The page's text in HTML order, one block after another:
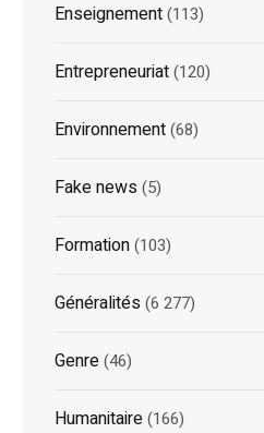
Enseignement(113)
Entrepreneuriat(120)
Environnement(68)
Fake news(5)
Formation(103)
Généralités(6 277)
Genre(46)
Humanitaire(166)